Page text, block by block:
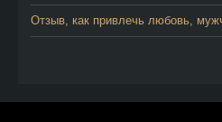
Отзыв, как привлечь любовь,